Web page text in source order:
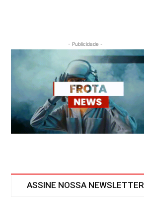
- Publicidade -
ASSINE NOSSA NEWSLETTER